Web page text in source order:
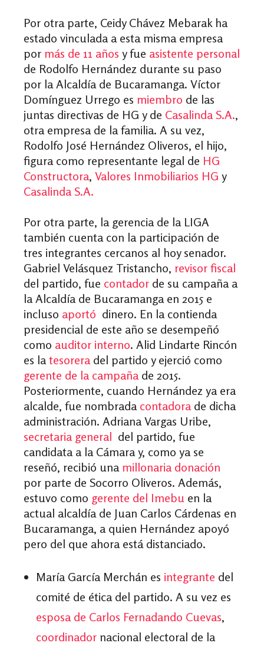
Por otra parte, Ceidy Chávez Mebarak ha
estado vinculada a esta misma empresa
por más de 11 años y fue asistente personal
de Rodolfo Hernández durante su paso
por la Alcaldía de Bucaramanga. Víctor
Domínguez Urrego es miembro de las
juntas directivas de HG y de Casalinda S.A.,
otra empresa de la familia. A su vez,
Rodolfo José Hernández Oliveros, el hijo,
figura como representante legal de HG
Constructora, Valores Inmobiliarios HG y
Casalinda S.A.
Por otra parte, la gerencia de la LIGA
también cuenta con la participación de
tres integrantes cercanos al hoy senador.
Gabriel Velásquez Tristancho, revisor fiscal
del partido, fue contador de su campaña a
la Alcaldía de Bucaramanga en 2015 e
incluso aportó dinero. En la contienda
presidencial de este año se desempeñó
como auditor interno. Alid Lindarte Rincón
es latesoreradel partido y ejerció como
gerente de la campañade 2015.
Posteriormente, cuando Hernández ya era
alcalde, fue nombrada contadorade dicha
administración. Adriana Vargas Uribe,
secretaria general del partido, fue
candidata a la Cámara y, como ya se
reseñó, recibió una millonaria donación
por parte de Socorro Oliveros. Además,
estuvo como gerente del Imebu en la
actual alcaldía de Juan Carlos Cárdenas en
Bucaramanga, a quien Hernández apoyó
pero del que ahora está distanciado.
María García Merchán es integrante del
comité de ética del partido. A su vez es
esposa de Carlos Fernadando Cuevas,
coordinador nacional electoral de la